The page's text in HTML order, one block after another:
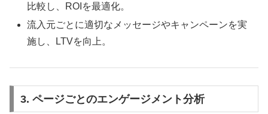
比較し、ROIを最適化。
流入元ごとに適切なメッセージやキャンペーンを実
施し、LTVを向上。
3. ページごとのエンゲージメント分析